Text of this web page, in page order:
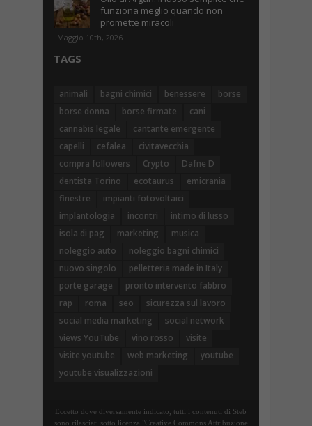
funziona meglio quando non
promette miracoli
Maggio 10th, 2026
TAGS
animali bagni chimici benessere
borse
borse donna
borse firmate
cani
cannabis legale
cantante emergente
capelli
cefalea
civitavecchia
compra followers
Crypto
Dafne D
dentista Torino
ecotaurus
emicrania
finestre
impianti fotovoltaici
implantologia
incontri
intimo di lusso
isola di pag
marketing
musica
noleggio auto
noleggio bagni chimici
nuovo singolo
pelletteria made in Italy
porte garage
pronto intervento fabbro
rap
roma seo
sicurezza sul lavoro
social media marketing
social network
views YouTube
vino rosso
visite
visite youtube
web marketing
youtube
youtube visualizzazioni
Eccetto dove diversamente indicato, tutti i contenuti di Steb
sono rilasciati sotto licenza "Creative Commons Attribuzione